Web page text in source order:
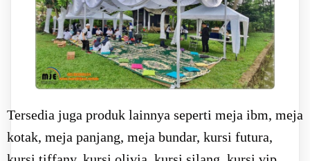
Tersedia juga produk lainnya seperti meja ibm, meja
kotak, meja panjang, meja bundar, kursi futura,